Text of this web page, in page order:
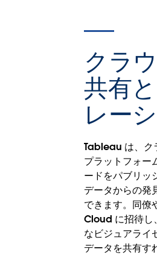
クラ
共有
レー
Tableau は、ク
プラットフォー
ードをパブリッ
データからの発
できます。同僚
Cloud に招待し
なビジュアライ
データを共有す